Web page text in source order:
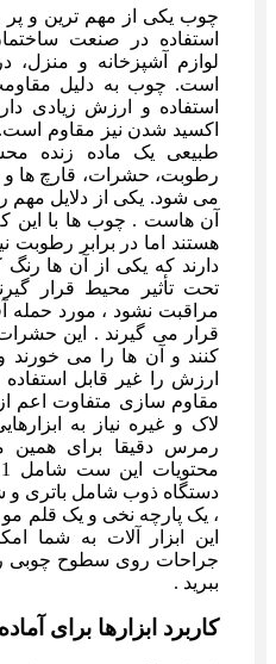
چوب یکی از مهم ترین و پر
استفاده در صنعت
لوازم آشپزخانه و
است. چوب به دلیل
استفاده و ارزش زیادی
اکسید شدن نیز مقاوم
طبیعی یک ماده زنده
رطوبت، حشرات، قارچ ها و
می شود. یکی از دلایل
آن هاست . چوب‌ ها با این
هستند اما در برابر رطوبت
دارند که یکی از آن‌ ها
تحت‌ تأثیر محیط قرار
مراقبت نشود ، مورد حمله
قرار می‌ گیرند . این
کنند و آن‌ ها را می‌ خورند
ارزش را غیر قابل‌
مقاوم سازی متفاوت اعم
لاک و غیره نیاز به
رمرس دقیقا برای
دستگاه ذوب شامل باتری
، یک پارچه نخی و یک قلم
این ابزار آلات به شما
جراحات روی سطوح چوبی
ببرید .
کاربرد ابزارها برای